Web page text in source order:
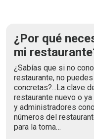
¿Por qué
mi
¿Sabías que si no
restaurante, no
concretas?...La clave
restaurante nuevo o
y administradores
números del
para la toma…